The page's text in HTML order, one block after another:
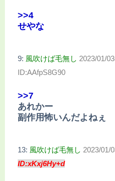
>>4
せやな
9: 風吹けば毛無し 2023/01/
ID:AAfpS8G90
>>7
あれかー
副作用怖いんだよねぇ
13: 風吹けば毛無し 2023/01/
ID:xKxj6Hy+d